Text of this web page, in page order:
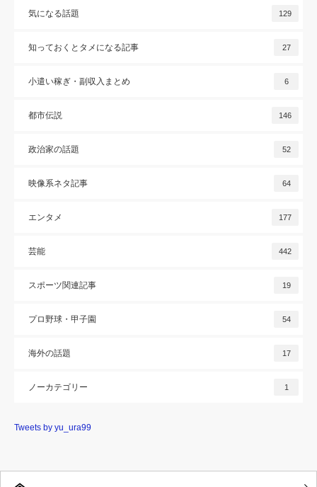
気になる話題 129
知っておくとタメになる記事 27
小遣い稼ぎ・副収入まとめ 6
都市伝説 146
政治家の話題 52
映像系ネタ記事 64
エンタメ 177
芸能 442
スポーツ関連記事 19
プロ野球・甲子園 54
海外の話題 17
ノーカテゴリー 1
Tweets by yu_ura99